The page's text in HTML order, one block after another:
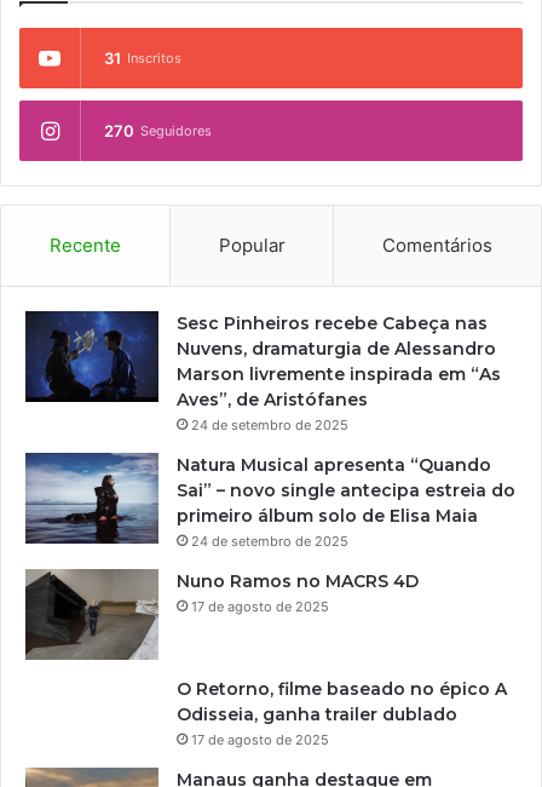
31 Inscritos
270 Seguidores
Recente Popular Comentários
Sesc Pinheiros recebe Cabeça nas
Nuvens, dramaturgia de Alessandro
Marson livremente inspirada em “As
Aves”, de Aristófanes
24 de setembro de 2025
Natura Musical apresenta “Quando
Sai” – novo single antecipa estreia do
primeiro álbum solo de Elisa Maia
24 de setembro de 2025
Nuno Ramos no MACRS 4D
17 de agosto de 2025
O Retorno, filme baseado no épico A
Odisseia, ganha trailer dublado
17 de agosto de 2025
Manaus ganha destaque em